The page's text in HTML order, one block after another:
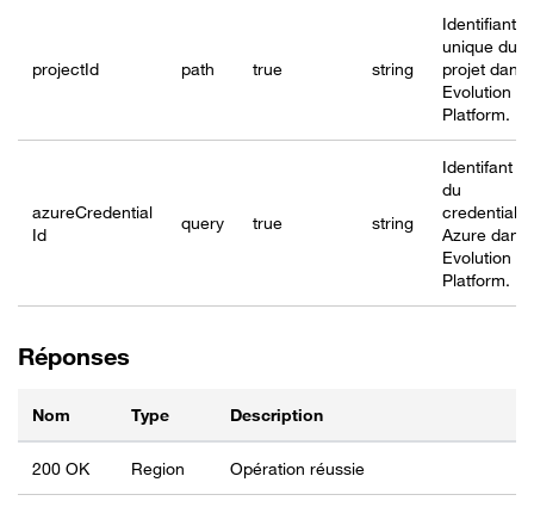
projectId path true string
Identifiant
unique du
projet dans
Evolution
Platform.
azureCredential
Id
query true string
Identifant
du
credential
Azure dans
Evolution
Platform.
Réponses
Nom Type Description
200 OK Region Opération réussie